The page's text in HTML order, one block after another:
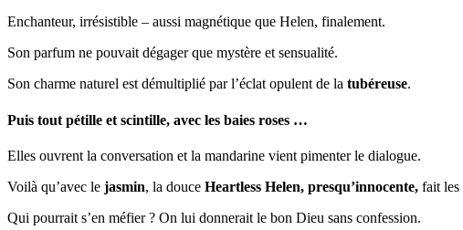
Enchanteur, irrésistible – aussi magnétique que Helen, finalement.
Son parfum ne pouvait dégager que mystère et sensualité.
Son charme naturel est démultiplié par l’éclat opulent de la tubéreuse.
Puis tout pétille et scintille, avec les baies roses …
Elles ouvrent la conversation et la mandarine vient pimenter le dialogue.
Voilà qu’avec le jasmin, la douce Heartless Helen, presqu’innocente, fait les
Qui pourrait s’en méfier ? On lui donnerait le bon Dieu sans confession.